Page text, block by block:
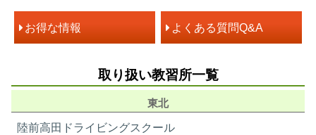
お得な情報 よくある質問Q&A
取り扱い教習所一覧
東北
陸前高田ドライビングスクール